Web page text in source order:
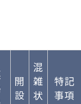
開
設
混
雑
状
特記
事項